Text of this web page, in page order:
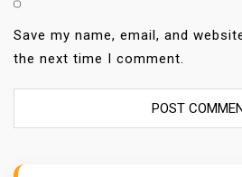
Save my name, email, and
the next time I comment.